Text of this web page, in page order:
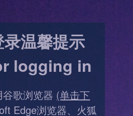
温馨提示
logging in
歌浏览器 (单击下
Edge浏览器、火狐